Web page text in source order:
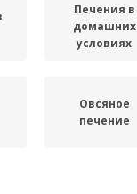
Печения в
домашних
условиях
Овсяное
печение